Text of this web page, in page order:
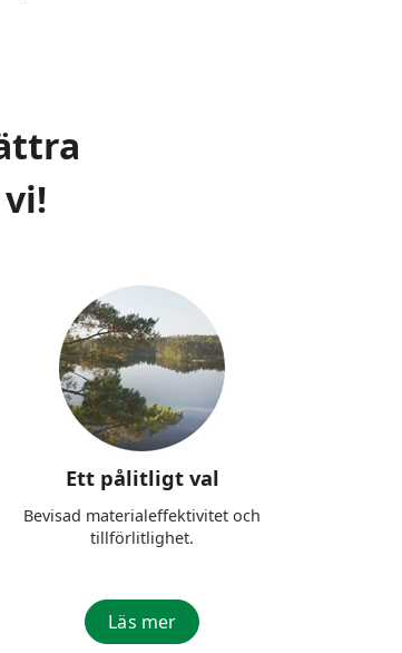
Ett pålitligt val
Bevisad materialeffektivitet och
tillförlitlighet.
Läs mer